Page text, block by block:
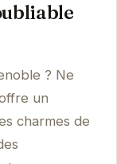
? Ne
un
charmes de